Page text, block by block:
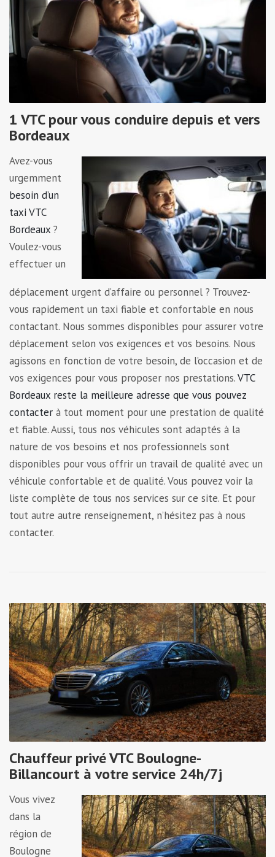
1 VTC pour vous conduire depuis et vers
Bordeaux
Avez-vous
urgemment
besoin d’un
taxi VTC
Bordeaux ?
Voulez-vous
effectuer un
déplacement urgent d’affaire ou personnel ? Trouvez-
vous rapidement un taxi fiable et confortable en nous
contactant. Nous sommes disponibles pour assurer votre
déplacement selon vos exigences et vos besoins. Nous
agissons en fonction de votre besoin, de l’occasion et de
vos exigences pour vous proposer nos prestations.VTC
Bordeaux reste la meilleure adresse que vous pouvez
contacter à tout moment pour une prestation de qualité
et fiable. Aussi, tous nos véhicules sont adaptés à la
nature de vos besoins et nos professionnels sont
disponibles pour vous offrir un travail de qualité avec un
véhicule confortable et de qualité. Vous pouvez voir la
liste complète de tous nos services sur ce site. Et pour
tout autre autre renseignement, n’hésitez pas à nous
contacter.
Chauffeur privé VTC Boulogne-
Billancourt à votre service 24h/7j
Vous vivez
dans la
région de
Boulogne